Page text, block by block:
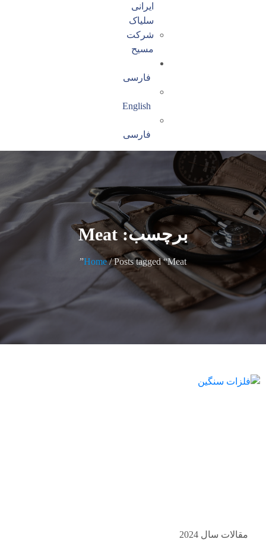
ایرانی
سلیاک
شرکت
مسیح
فارسی
English
فارسی
برچسب: Meat
Home/ Posts tagged “Meat”
مقالات سال 2024